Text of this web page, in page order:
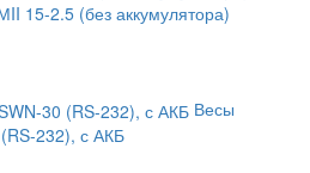
15-2.5 (без аккумулятора)
Весы
232), с АКБ